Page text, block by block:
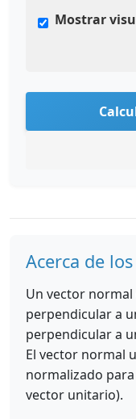
Mostrar
Acerca de
Un vector normal
perpendicular a
perpendicular a
El vector normal
normalizado
vector unitario).